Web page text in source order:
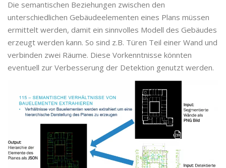
Die semantischen Beziehungen zwischen den
unterschiedlichen Gebäudeelementen eines Plans müssen
ermittelt werden, damit ein sinnvolles Modell des Gebäudes
erzeugt werden kann. So sind z.B. Türen Teil einer Wand und
verbinden zwei Räume. Diese Vorkenntnisse könnten
eventuell zur Verbesserung der Detektion genutzt werden.